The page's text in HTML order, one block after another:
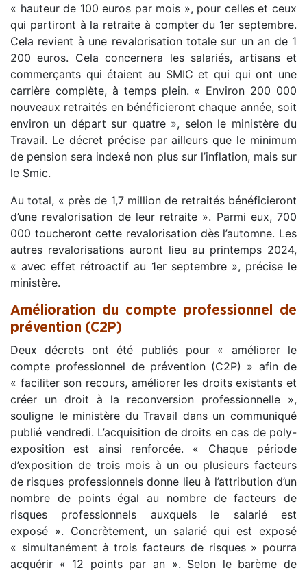
« hauteur de 100 euros par mois », pour celles et ceux
qui partiront à la retraite à compter du 1er septembre.
Cela revient à une revalorisation totale sur un an de 1
200 euros. Cela concernera les salariés, artisans et
commerçants qui étaient au SMIC et qui qui ont une
carrière complète, à temps plein. « Environ 200 000
nouveaux retraités en bénéficieront chaque année, soit
environ un départ sur quatre », selon le ministère du
Travail. Le décret précise par ailleurs que le minimum
de pension sera indexé non plus sur l’inflation, mais sur
le Smic.
Au total, « près de 1,7 million de retraités bénéficieront
d’une revalorisation de leur retraite ». Parmi eux, 700
000 toucheront cette revalorisation dès l’automne. Les
autres revalorisations auront lieu au printemps 2024,
« avec effet rétroactif au 1er septembre », précise le
ministère.
Amélioration du compte professionnel de
prévention (C2P)
Deux décrets ont été publiés pour « améliorer le
compte professionnel de prévention (C2P) » afin de
« faciliter son recours, améliorer les droits existants et
créer un droit à la reconversion professionnelle »,
souligne le ministère du Travail dans un communiqué
publié vendredi. L’acquisition de droits en cas de poly-
exposition est ainsi renforcée. « Chaque période
d’exposition de trois mois à un ou plusieurs facteurs
de risques professionnels donne lieu à l’attribution d’un
nombre de points égal au nombre de facteurs de
risques professionnels auxquels le salarié est
exposé ». Concrètement, un salarié qui est exposé
« simultanément à trois facteurs de risques » pourra
acquérir « 12 points par an ». Selon le barème de